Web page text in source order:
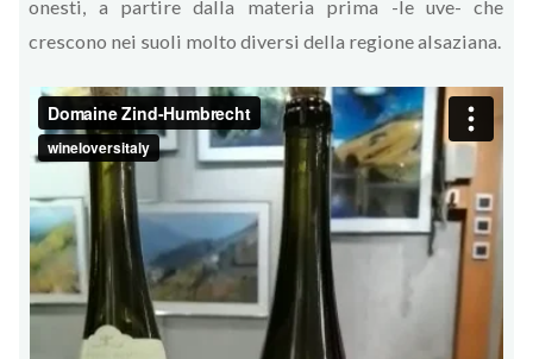
onesti, a partire dalla materia prima -le uve- che
crescono nei suoli molto diversi della regione alsaziana.